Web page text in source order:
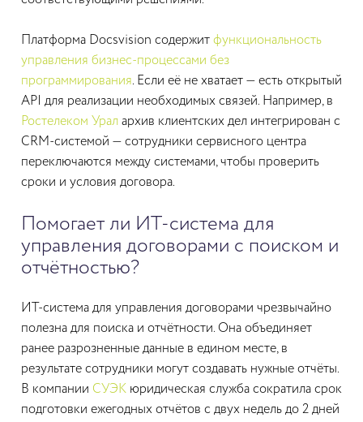
Платформа Docsvision содержит функциональность
управления бизнес-процессами без
программирования. Если её не хватает — есть открытый
API для реализации необходимых связей. Например, в
Ростелеком Урал архив клиентских дел интегрирован с
CRM-системой — сотрудники сервисного центра
переключаются между системами, чтобы проверить
сроки и условия договора.
Помогает ли ИТ-система для
управления договорами с поиском и
отчётностью?
ИТ-система для управления договорами чрезвычайно
полезна для поиска и отчётности. Она объединяет
ранее разрозненные данные в едином месте, в
результате сотрудники могут создавать нужные отчёты.
В компании СУЭК юридическая служба сократила срок
подготовки ежегодных отчётов с двух недель до 2 дней